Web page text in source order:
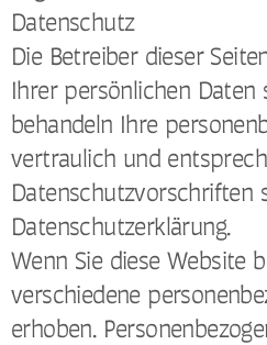
Datenschutz
Die Betreiber dieser
Ihrer persönlichen Daten
behandeln Ihre
vertraulich und
Datenschutzvorschriften
Datenschutzerklärung.
Wenn Sie diese Website
verschiedene
erhoben.